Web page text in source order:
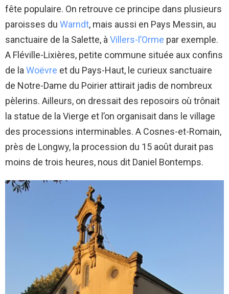
fête populaire. On retrouve ce principe dans plusieurs
paroisses du Warndt, mais aussi en Pays Messin, au
sanctuaire de la Salette, à Villers-l’Orme par exemple.
A Fléville-Lixières, petite commune située aux confins
de la Woëvre et du Pays-Haut, le curieux sanctuaire
de Notre-Dame du Poirier attirait jadis de nombreux
pèlerins. Ailleurs, on dressait des reposoirs où trônait
la statue de la Vierge et l’on organisait dans le village
des processions interminables. A Cosnes-et-Romain,
près de Longwy, la procession du 15 août durait pas
moins de trois heures, nous dit Daniel Bontemps.